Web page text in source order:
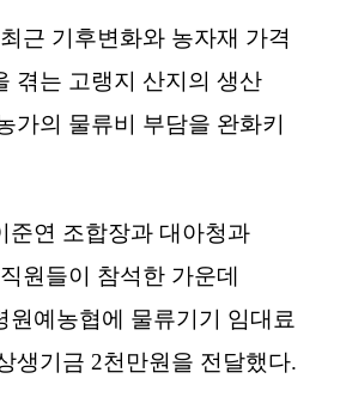
근 기후변화와 농자재 가격
겪는 고랭지 산지의 생산
가의 물류비 부담을 완화키
준연 조합장과 대아청과
원들이 참석한 가운데
원예농협에 물류기기 임대료
생기금 2천만원을 전달했다.